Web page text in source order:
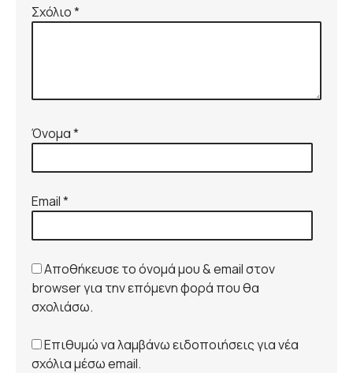
Σχόλιο*
Όνομα*
Email*
Αποθήκευσε το όνομά μου & email στον
browser για την επόμενη φορά που θα
σχολιάσω.
Επιθυμώ να λαμβάνω ειδοποιήσεις για νέα
σχόλια μέσω email.